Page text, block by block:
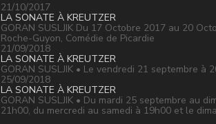
21/10/2017
LA SONATE À KREUTZER
GORAN SUSLJIK Du 17 Octobre 2017 au 20
Roche-Guyon, Comédie de Picardie
21/09/2018
LA SONATE À KREUTZER
GORAN SUSLJIK • Le vendredi 21 septembre à
25/09/2018
LA SONATE À KREUTZER
GORAN SUSLJIK • Du mardi 25 septembre au
21h00, du mercredi au samedi à 19h00 et le